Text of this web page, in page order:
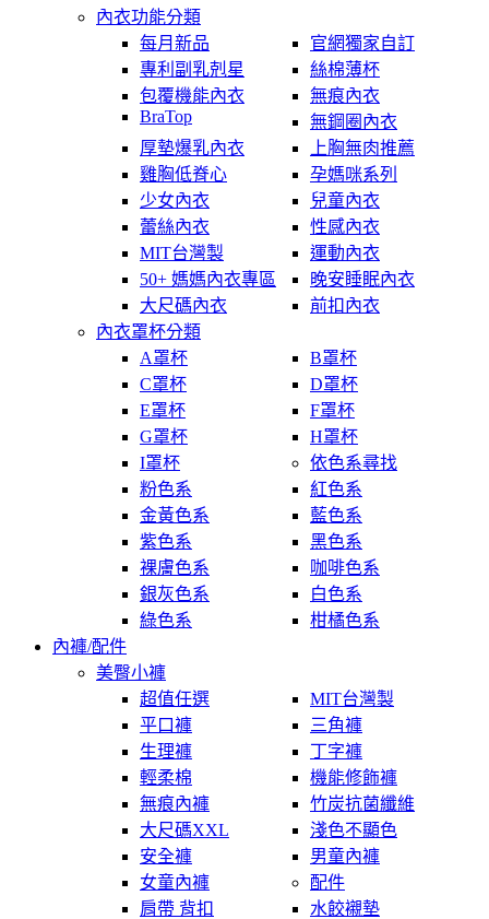
內衣功能分類
每月新品
官網獨家自訂
專利副乳剋星
絲棉薄杯
包覆機能內衣
無痕內衣
BraTop
無鋼圈內衣
厚墊爆乳內衣
上胸無肉推薦
雞胸低脊心
孕媽咪系列
少女內衣
兒童內衣
蕾絲內衣
性感內衣
MIT台灣製
運動內衣
50+ 媽媽內衣專區
晚安睡眠內衣
大尺碼內衣
前扣內衣
內衣罩杯分類
A罩杯
B罩杯
C罩杯
D罩杯
E罩杯
F罩杯
G罩杯
H罩杯
I罩杯
依色系尋找
粉色系
紅色系
金黃色系
藍色系
紫色系
黑色系
裸膚色系
咖啡色系
銀灰色系
白色系
綠色系
柑橘色系
內褲/配件
美臀小褲
超值任選
MIT台灣製
平口褲
三角褲
生理褲
丁字褲
輕柔棉
機能修飾褲
無痕內褲
竹炭抗菌纖維
大尺碼XXL
淺色不顯色
安全褲
男童內褲
女童內褲
配件
肩帶 背扣
水餃襯墊